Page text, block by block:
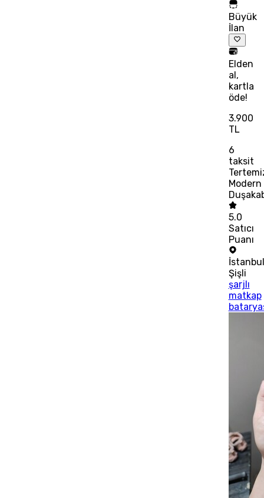
Büyük
İlan
Elden
al,
kartla
öde!
3.900
TL
6
taksit
Modern
5.0
Satıcı
Puanı
İstanbul
Şişli
şarjlı
matkap